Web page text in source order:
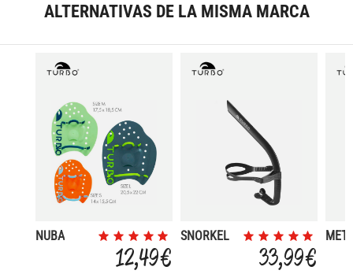
ALTERNATIVAS DE LA MISMA MARCA
NUBA
12,49 €
SNORKEL
33,99 €